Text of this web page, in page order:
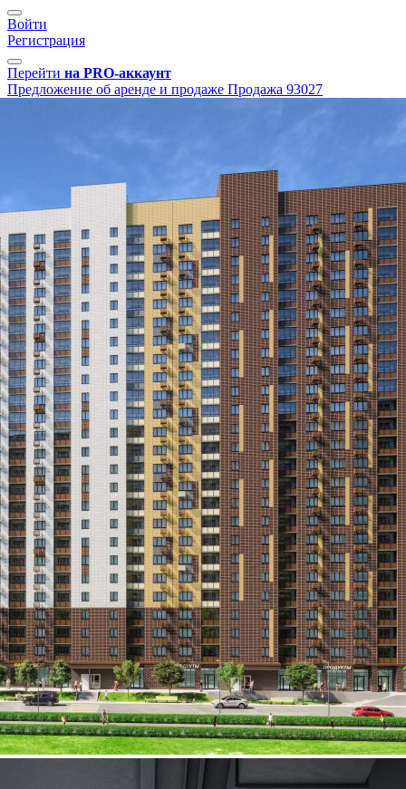
Войти
Регистрация
Перейти на PRO-аккаунт
Предложение об аренде и продаже Продажа 93027